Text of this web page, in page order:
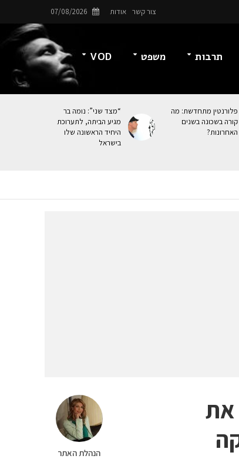
צור קשר אודות 07/08/2026
תרבות משפט VOD
פלורנטין מתחדשת: מה
קורה בשכונה בשנים
האחרונות?
“מצד שני”: נומה בר
מגיע הביתה, לתערוכת
היחיד הראשונה שלו
בישראל
הנהלת האתר
את